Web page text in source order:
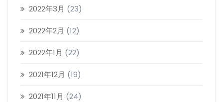
2022年3月 (23)
2022年2月 (12)
2022年1月 (22)
2021年12月 (19)
2021年11月 (24)